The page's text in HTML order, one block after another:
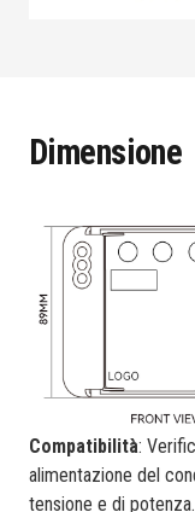
Dimensione
Compatibilità:
alimentazione del
tensione e di